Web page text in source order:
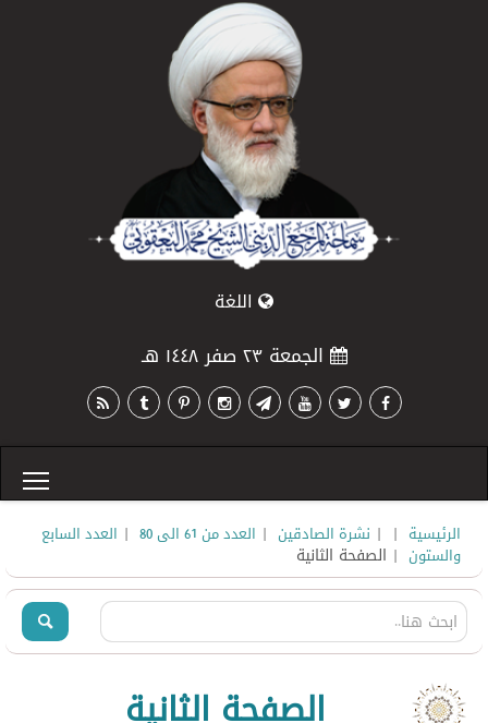
اللغة
الجمعة ٢٣ صفر ١٤٤٨ هـ
الرئيسية |
| نشرة الصادقين | العدد من 61 الى 80 | العدد السابع
والستون | الصفحة الثانية
الصفحة الثانية